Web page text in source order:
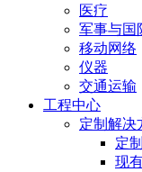
医疗
军事与国
移动网络
仪器
交通运输
工程中心
定制解决
定
现